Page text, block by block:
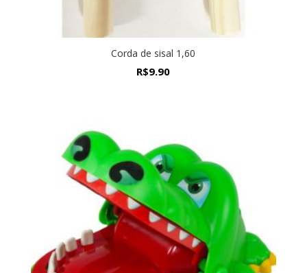
Corda de sisal 1,60
R$9.90